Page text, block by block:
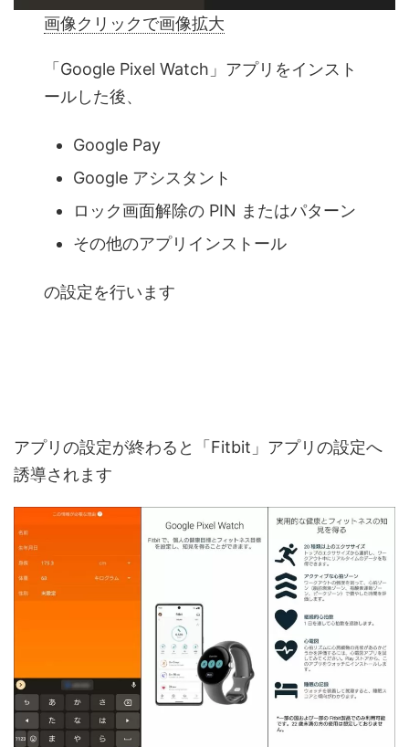
画像クリックで画像拡大
「Google Pixel Watch」アプリをインスト
ールした後、
Google Pay
Google アシスタント
ロック画面解除の PIN またはパターン
その他のアプリインストール
の設定を行います
アプリの設定が終わると「Fitbit」アプリの設定へ
誘導されます